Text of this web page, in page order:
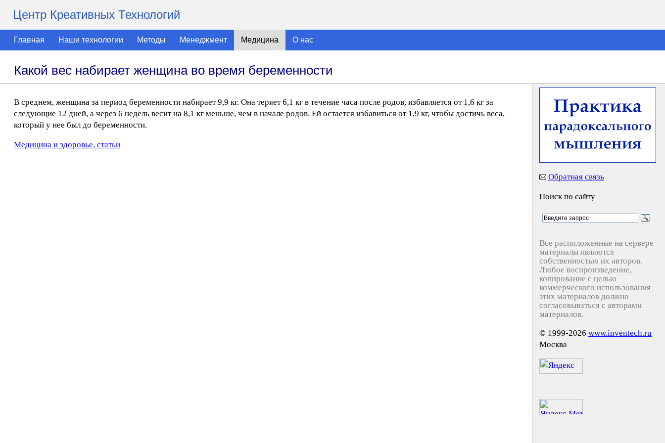
Центр Креативных Технологий
Главная Наши технологии Методы Менеджмент Медицина О нас
Какой вес набирает женщина во время беременности
В среднем, женщина за период беременности набирает 9,9 кг. Она теряет 6,1 кг в течение часа после родов, избавляется от 1,6 кг за
следующие 12 дней, а через 6 недель весит на 8,1 кг меньше, чем в начале родов. Ей остается избавиться от 1,9 кг, чтобы достичь веса,
который у нее был до беременности.
Медицина и здоровье, статьи
Обратная связь
Поиск по сайту
Все расположенные на сервере
материалы являются
собственностью их авторов.
Любое воспроизведение,
копирование с целью
коммерческого использования
этих материалов должно
согласовываться с авторами
материалов.
© 1999-2026 www.inventech.ru
Москва